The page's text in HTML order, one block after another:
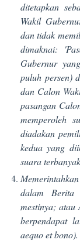
ditetapkan
Wakil
dan tidak
dimaknai:
Gubernur
puluh persen)
dan Calon
pasangan
memperoleh
diadakan
kedua yang
suara
dalam Berita
mestinya;
berpendapat
aequo et bono).